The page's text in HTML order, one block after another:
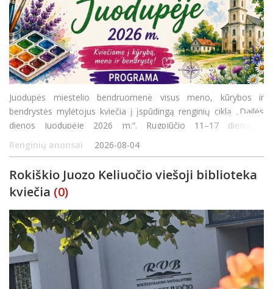
Juodupės miestelio bendruomenė visus meno, kūrybos ir
bendrystės mylėtojus kviečia į įspūdingą renginių ciklą „Dailės
dienos Juodupėje 2026 m.“. Rugpjūčio 11–17 dienomis
organizuojama turtinga programa siūlys ne tik edukacijas
šeimoms, bet ir pažintines išvykas bei ku
Renginių anonsai 2026-08-04
Rokiškio Juozo Keliuočio viešoji biblioteka
kviečia (0)